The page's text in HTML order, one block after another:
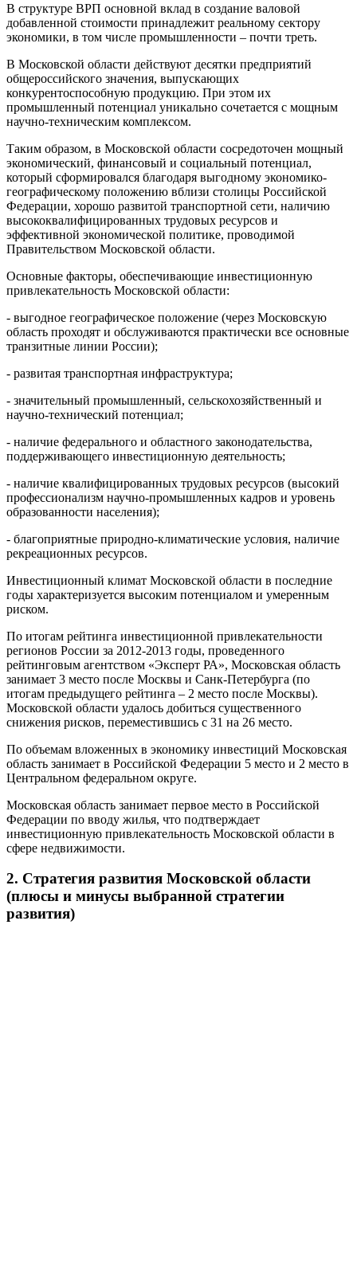
В структуре ВРП основной вклад в создание валовой
добавленной стоимости принадлежит реальному сектору
экономики, в том числе промышленности – почти треть.
В Московской области действуют десятки предприятий
общероссийского значения, выпускающих
конкурентоспособную продукцию. При этом их
промышленный потенциал уникально сочетается с мощным
научно-техническим комплексом.
Таким образом, в Московской области сосредоточен мощный
экономический, финансовый и социальный потенциал,
который сформировался благодаря выгодному экономико-
географическому положению вблизи столицы Российской
Федерации, хорошо развитой транспортной сети, наличию
высококвалифицированных трудовых ресурсов и
эффективной экономической политике, проводимой
Правительством Московской области.
Основные факторы, обеспечивающие инвестиционную
привлекательность Московской области:
- выгодное географическое положение (через Московскую
область проходят и обслуживаются практически все основные
транзитные линии России);
- развитая транспортная инфраструктура;
- значительный промышленный, сельскохозяйственный и
научно-технический потенциал;
- наличие федерального и областного законодательства,
поддерживающего инвестиционную деятельность;
- наличие квалифицированных трудовых ресурсов (высокий
профессионализм научно-промышленных кадров и уровень
образованности населения);
- благоприятные природно-климатические условия, наличие
рекреационных ресурсов.
Инвестиционный климат Московской области в последние
годы характеризуется высоким потенциалом и умеренным
риском.
По итогам рейтинга инвестиционной привлекательности
регионов России за 2012-2013 годы, проведенного
рейтинговым агентством «Эксперт РА», Московская область
занимает 3 место после Москвы и Санк-Петербурга (по
итогам предыдущего рейтинга – 2 место после Москвы).
Московской области удалось добиться существенного
снижения рисков, переместившись с 31 на 26 место.
По объемам вложенных в экономику инвестиций Московская
область занимает в Российской Федерации 5 место и 2 место в
Центральном федеральном округе.
Московская область занимает первое место в Российской
Федерации по вводу жилья, что подтверждает
инвестиционную привлекательность Московской области в
сфере недвижимости.
2. Стратегия развития Московской области
(плюсы и минусы выбранной стратегии
развития)